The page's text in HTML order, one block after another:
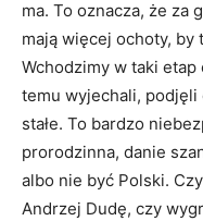
ma. To oznacza, że za
mają więcej ochoty, by
Wchodzimy w taki
temu wyjechali, podjęli
stałe. To bardzo
prorodzinna, danie
albo nie być Polski.
Andrzej Dudę, czy